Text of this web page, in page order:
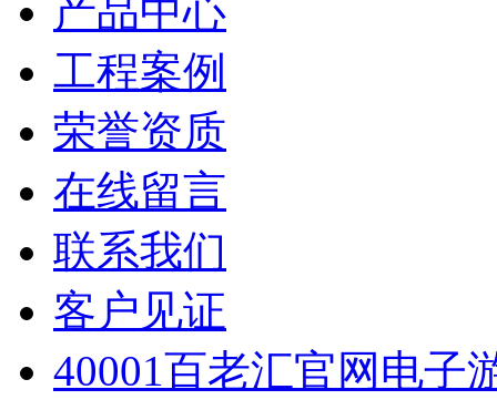
产品中心
工程案例
荣誉资质
在线留言
联系我们
客户见证
40001百老汇官网电子